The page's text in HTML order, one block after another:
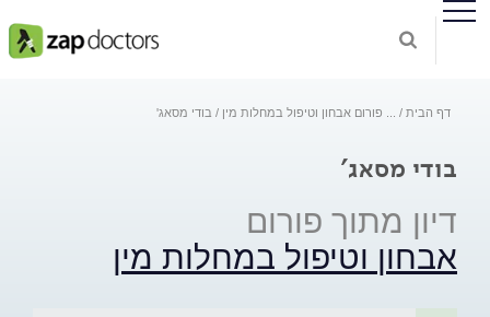
דף הבית פורום אבחון וטיפול במחלות מין בודי מסאג'
בודי מסאג'
דיון מתוך פורום
אבחון וטיפול במחלות מין